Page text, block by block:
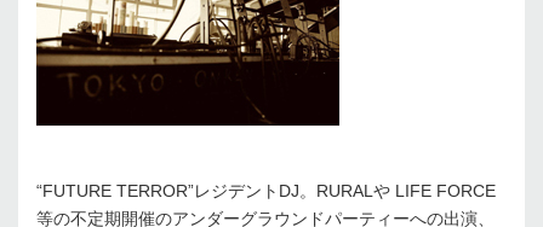
“FUTURE TERROR”レジデントDJ。RURALや LIFE FORCE
等の不定期開催のアンダーグラウンドパーティーへの出演、